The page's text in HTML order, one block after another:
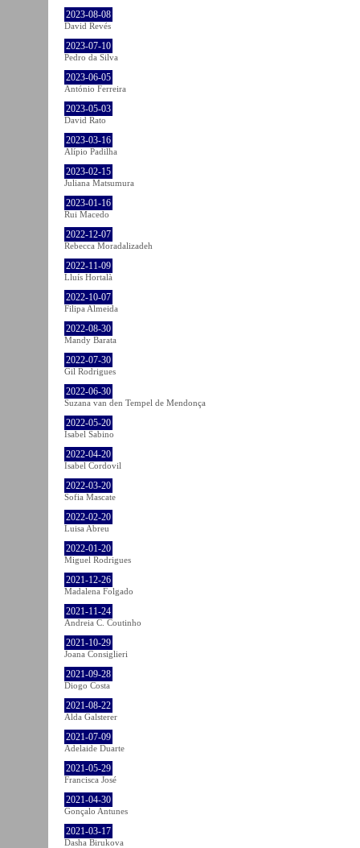
2023-08-08
David Revés
2023-07-10
Pedro da Silva
2023-06-05
António Ferreira
2023-05-03
David Rato
2023-03-16
Alípio Padilha
2023-02-15
Juliana Matsumura
2023-01-16
Rui Macedo
2022-12-07
Rebecca Moradalizadeh
2022-11-09
Lluís Hortalà
2022-10-07
Filipa Almeida
2022-08-30
Mandy Barata
2022-07-30
Gil Rodrigues
2022-06-30
Suzana van den Tempel de Mendonça
2022-05-20
Isabel Sabino
2022-04-20
Isabel Cordovil
2022-03-20
Sofia Mascate
2022-02-20
Luisa Abreu
2022-01-20
Miguel Rodrigues
2021-12-26
Madalena Folgado
2021-11-24
Andreia C. Coutinho
2021-10-29
Joana Consiglieri
2021-09-28
Diogo Costa
2021-08-22
Alda Galsterer
2021-07-09
Adelaide Duarte
2021-05-29
Francisca José
2021-04-30
Gonçalo Antunes
2021-03-17
Dasha Birukova